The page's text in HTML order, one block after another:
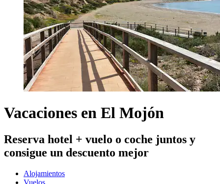
Vacaciones en El Mojón
Reserva hotel + vuelo o coche juntos y
consigue un descuento mejor
Alojamientos
Vuelos